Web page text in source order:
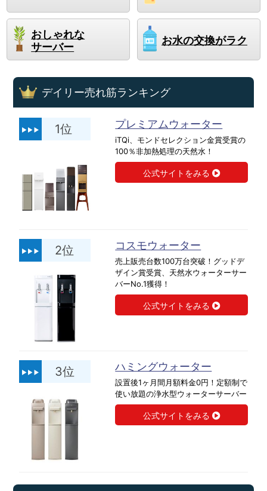
おしゃれな
サーバー
お水の交換がラク
デイリー売れ筋ランキング
1位 プレミアムウォーター
iTQi、モンドセレクション金賞受賞の
100％非加熱処理の天然水！
公式サイトをみる
2位 コスモウォーター
売上販売台数100万台突破！グッドデ
ザイン賞受賞、天然水ウォーターサー
バーNo.1獲得！
公式サイトをみる
3位 ハミングウォーター
設置後1ヶ月間月額料金0円！定額制で
使い放題の浄水型ウォーターサーバー
公式サイトをみる